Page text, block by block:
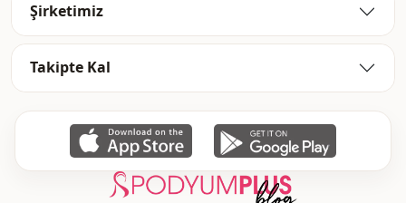
Şirketimiz
Takipte Kal